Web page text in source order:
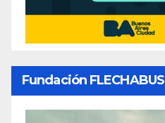
Fundación FLECHABUS